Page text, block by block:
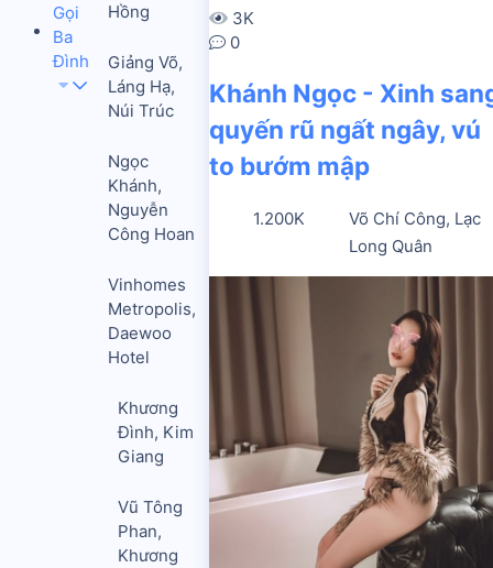
Gọi
Ba
Đình
Hồng
Giảng Võ,
Láng Hạ,
Núi Trúc
Ngọc
Khánh,
Nguyễn
Công Hoan
Vinhomes
Metropolis,
Daewoo
Hotel
Khương
Đình, Kim
Giang
Vũ Tông
Phan,
Khương
3K
0
Khánh Ngọc - Xinh
quyến rũ ngất ngây, vú
to bướm mập
1.200K
Võ Chí Công, Lạc
Long Quân